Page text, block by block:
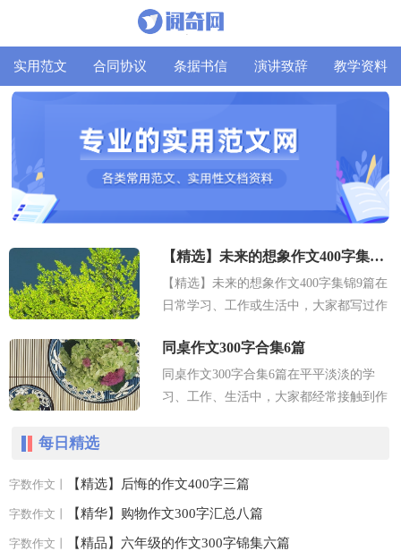
实用范文 合同协议 条据书信 演讲致辞 教学资料
【精选】未来的想象作文400字集锦9篇
【精选】未来的想象作文400字集锦9篇在
日常学习、工作或生活中，大家都写过作
文可以把我们那些零零散散的思...
同桌作文300字合集6篇
同桌作文300字合集6篇在平平淡淡的学
习、工作、生活中，大家都经常接触到作
每日精选
字数作文丨 【精选】后悔的作文400字三篇
字数作文丨 【精华】购物作文300字汇总八篇
字数作文丨 【精品】六年级的作文300字锦集六篇